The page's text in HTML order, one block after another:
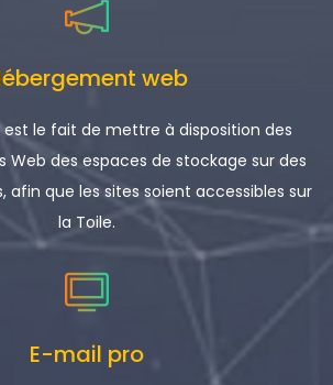
web
est le fait de mettre à disposition des
Web des espaces de stockage sur des
afin que les sites soient accessibles sur
la Toile.
E-mail pro